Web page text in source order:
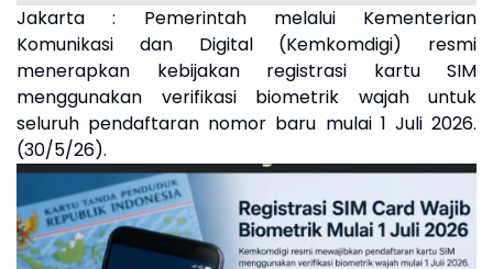
Jakarta : Pemerintah melalui Kementerian
Komunikasi dan Digital (Kemkomdigi) resmi
menerapkan kebijakan registrasi kartu SIM
menggunakan verifikasi biometrik wajah untuk
seluruh pendaftaran nomor baru mulai 1 Juli 2026.
(30/5/26).